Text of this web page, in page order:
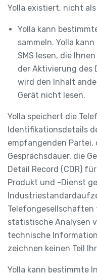
Yolla existiert, nicht
Yolla kann
sammeln. Yolla
SMS lesen, die
der Aktivierung des
wird den Inhalt
Gerät nicht lesen.
Yolla speichert die
Identifikationsdetails
empfangenden
Gesprächsdauer, die
Detail Record (CDR)
Produkt und -Dienst
statistische Analysen
technische
zeichnen keinen Teil
Yolla kann bestimmte